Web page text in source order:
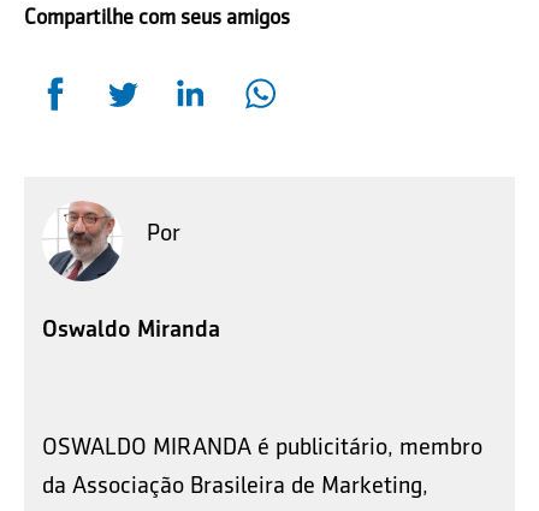
Compartilhe com seus amigos
Por
Oswaldo Miranda
OSWALDO MIRANDA é publicitário, membro
da Associação Brasileira de Marketing,